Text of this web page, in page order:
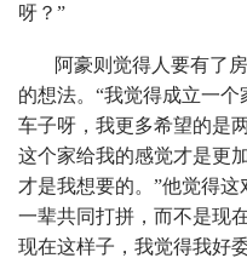
呀？”
阿豪则觉得人要有了
的想法。“我觉得成立一
车子呀，我更多希望的是
这个家给我的感觉才是更
才是我想要的。”他觉得
一辈共同打拼，而不是现
现在这样子，我觉得我好